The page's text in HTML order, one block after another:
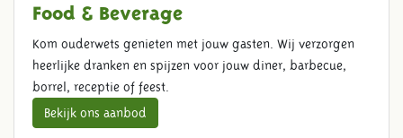
Food & Beverage
Kom ouderwets genieten met jouw gasten. Wij verzorgen
heerlijke dranken en spijzen voor jouw diner, barbecue,
borrel, receptie of feest.
Bekijk ons aanbod